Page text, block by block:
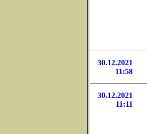
30.12.2021
11:58
30.12.2021
11:11